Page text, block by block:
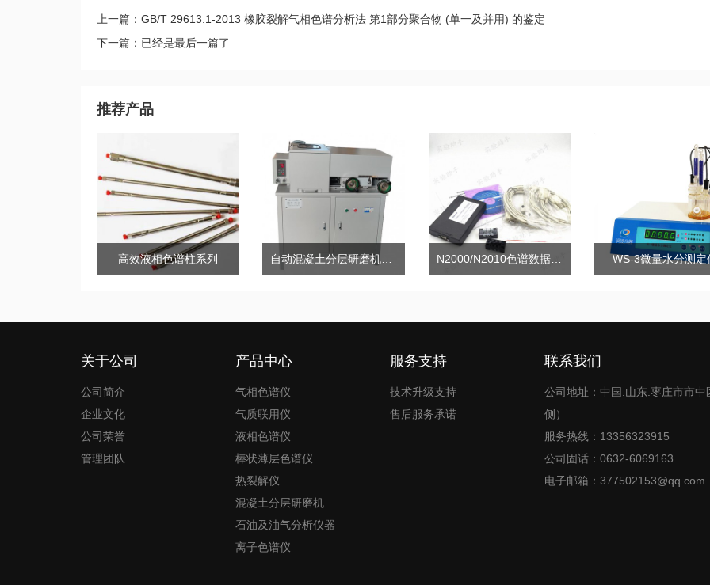
上一篇：GB/T 29613.1-2013 橡胶裂解气相色谱分析法 第1部分聚合物 (单一及并用) 的鉴定
下一篇：已经是最后一篇了
推荐产品
高效液相色谱柱系列 N2000/N2010色谱数据工作站 WS-3微量水分测定
关于公司
公司简介
企业文化
公司荣誉
管理团队
产品中心
气相色谱仪
气质联用仪
液相色谱仪
棒状薄层色谱仪
热裂解仪
混凝土分层研磨机
石油及油气分析仪器
离子色谱仪
服务支持
技术升级支持
售后服务承诺
联系我们
公司地址：中国.山东.枣庄市市
侧）
服务热线：13356323915
公司固话：0632-6069163
电子邮箱：377502153@qq.com